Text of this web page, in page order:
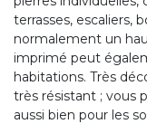
terrasses, escaliers,
normalement un
imprimé peut
habitations. Très
très résistant ; vous
aussi bien pour les